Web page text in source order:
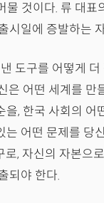
물 것이다. 류 대표
시일에 증발하는
도구를 어떻게 더
은 어떤 세계를 만
을, 한국 사회의 어
는 어떤 문제를 당
로, 자신의 자본으
되야 한다.